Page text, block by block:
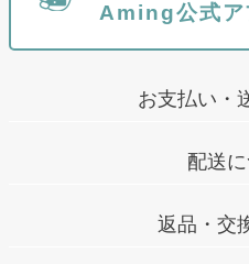
Aming公式ア
お支払い・
配送
返品・交